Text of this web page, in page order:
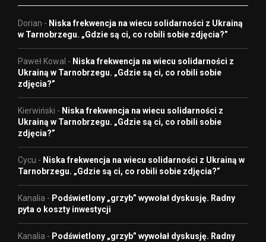
Dorian - Niska frekwencja na wiecu solidarności z Ukrainą
w Tarnobrzegu. „Gdzie są ci, co robili sobie zdjęcia?”
Paweł Kowal - Niska frekwencja na wiecu solidarności z
Ukrainą w Tarnobrzegu. „Gdzie są ci, co robili sobie
zdjęcia?”
Kierwiński - Niska frekwencja na wiecu solidarności z
Ukrainą w Tarnobrzegu. „Gdzie są ci, co robili sobie
zdjęcia?”
Cycu - Niska frekwencja na wiecu solidarności z Ukrainą w
Tarnobrzegu. „Gdzie są ci, co robili sobie zdjęcia?”
Kanalia - Podświetlony „grzyb” wywołał dyskusję. Radny
pyta o koszty inwestycji
Kanalia - Podświetlony „grzyb” wywołał dyskusję. Radny